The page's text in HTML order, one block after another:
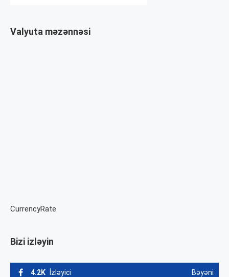
Valyuta məzənnəsi
CurrencyRate
Bizi izləyin
4.2K İzləyici Bəyəni